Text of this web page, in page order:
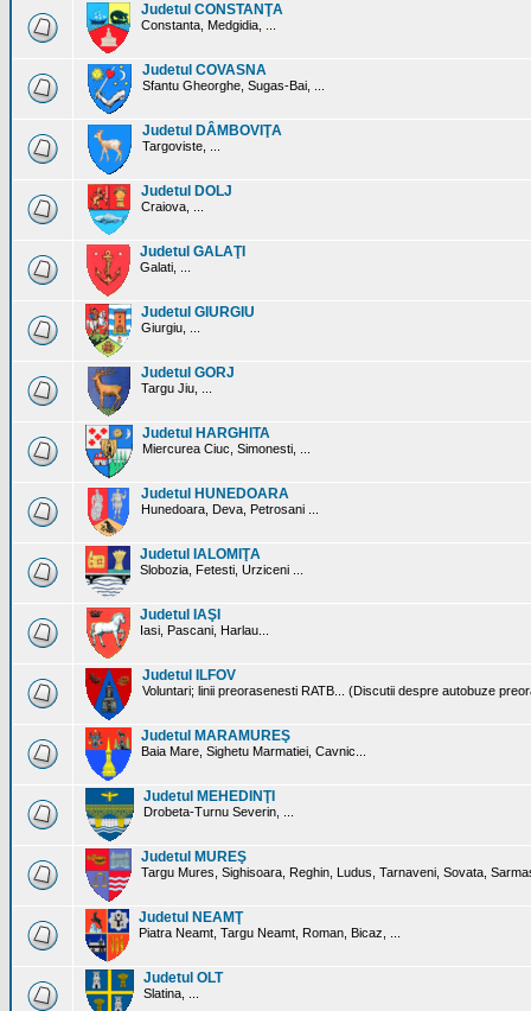
Judetul CONSTANŢA
Constanta, Medgidia, ...
Judetul COVASNA
Sfantu Gheorghe, Sugas-Bai, ...
Judetul DÂMBOVIŢA
Targoviste, ...
Judetul DOLJ
Craiova, ...
Judetul GALAŢI
Galati, ...
Judetul GIURGIU
Giurgiu, ...
Judetul GORJ
Targu Jiu, ...
Judetul HARGHITA
Miercurea Ciuc, Simonesti, ...
Judetul HUNEDOARA
Hunedoara, Deva, Petrosani ...
Judetul IALOMIŢA
Slobozia, Fetesti, Urziceni ...
Judetul IAŞI
Iasi, Pascani, Harlau...
Judetul ILFOV
Voluntari; linii preorasenesti RATB... (Discutii despre autobuze
Judetul MARAMUREŞ
Baia Mare, Sighetu Marmatiei, Cavnic...
Judetul MEHEDINŢI
Drobeta-Turnu Severin, ...
Judetul MUREŞ
Targu Mures, Sighisoara, Reghin, Ludus, Tarnaveni, Sovata,
Judetul NEAMŢ
Piatra Neamt, Targu Neamt, Roman, Bicaz, ...
Judetul OLT
Slatina, ...